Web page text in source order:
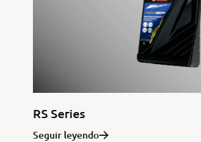
RS Series
Seguir leyendo